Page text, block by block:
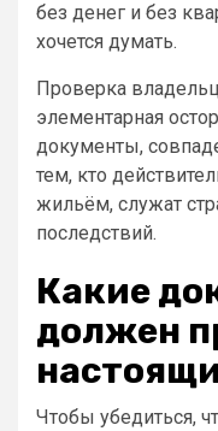
без денег и без
хочется думать.
Проверка
элементарная
документы,
тем, кто
жильём, служат
последствий.
Какие
должен
Чтобы убедиться,